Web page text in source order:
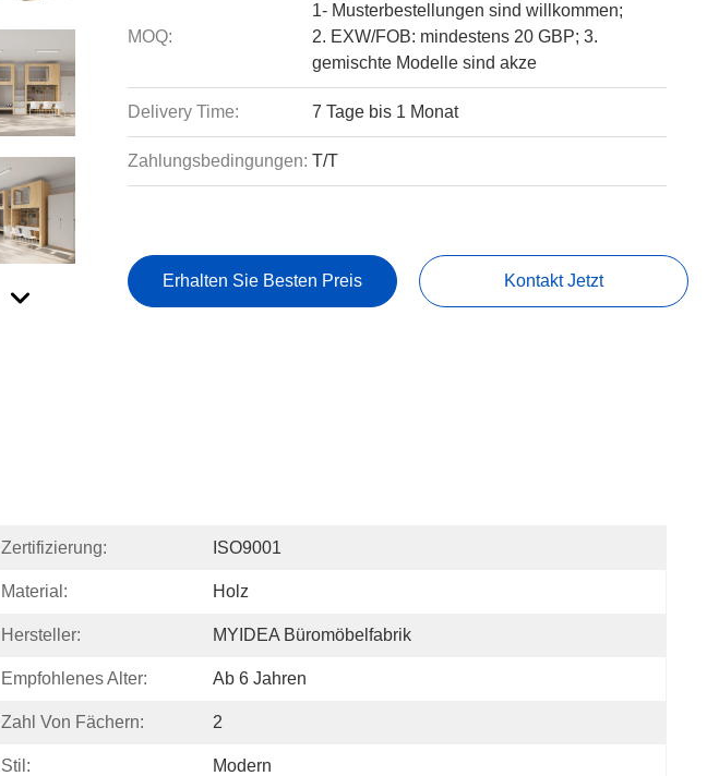
MOQ:
1- Musterbestellungen sind willkommen;
2. EXW/FOB: mindestens 20 GBP; 3.
gemischte Modelle sind akze
Delivery Time: 7 Tage bis 1 Monat
Zahlungsbedingungen: T/T
Erhalten Sie Besten Preis Kontakt Jetzt
Zertifizierung: ISO9001
Material: Holz
Hersteller: MYIDEA Büromöbelfabrik
Empfohlenes Alter: Ab 6 Jahren
Zahl Von Fächern: 2
Stil: Modern